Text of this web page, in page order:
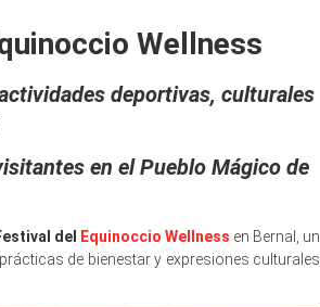
Wellness
deportivas, culturales
en el Pueblo Mágico de
del Equinoccio Wellness en Bernal, un
de bienestar y expresiones culturales